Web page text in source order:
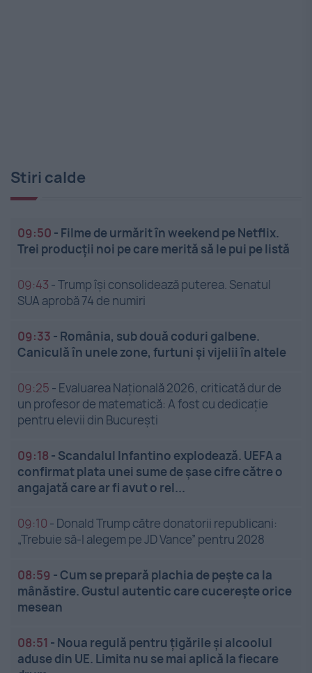
Stiri calde
09:50 - Filme de urmărit în weekend pe Netflix.
Trei producții noi pe care merită să le pui pe listă
09:43 -Trump își consolidează puterea. Senatul
SUA aprobă 74 de numiri
09:33 - România, sub două coduri galbene.
Caniculă în unele zone, furtuni și vijelii în altele
09:25 - Evaluarea Națională 2026, criticată dur de
un profesor de matematică: A fost cu dedicație
pentru elevii din București
09:18 - Scandalul Infantino explodează. UEFA a
confirmat plata unei sume de șase cifre către o
angajată care ar fi avut o rel...
09:10 - Donald Trump către donatorii republicani:
„Trebuie să-l alegem pe JD Vance” pentru 2028
08:59 -Cum se prepară plachia de pește ca la
mânăstire. Gustul autentic care cucerește orice
mesean
08:51 - Noua regulă pentru țigările și alcoolul
aduse din UE. Limita nu se mai aplică la fiecare